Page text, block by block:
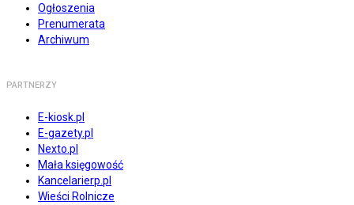
Ogłoszenia
Prenumerata
Archiwum
PARTNERZY
E-kiosk.pl
E-gazety.pl
Nexto.pl
Mała księgowość
Kancelarierp.pl
Wieści Rolnicze